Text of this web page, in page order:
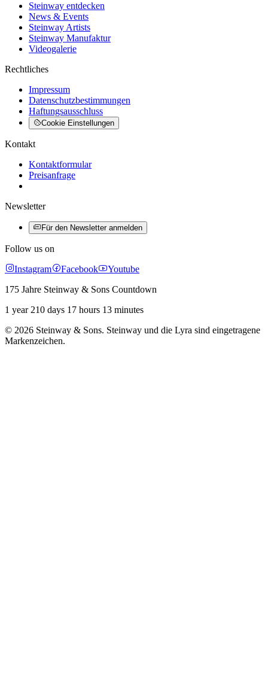
Steinway entdecken
News & Events
Steinway Artists
Steinway Manufaktur
Videogalerie
Rechtliches
Impressum
Datenschutzbestimmungen
Haftungsausschluss
Cookie Einstellungen
Kontakt
Kontaktformular
Preisanfrage
Newsletter
Für den Newsletter anmelden
Follow us on
Instagram
Facebook
Youtube
175 Jahre Steinway & Sons Countdown
1 year 210 days 17 hours 13 minutes
© 2026 Steinway & Sons. Steinway und die Lyra sind eingetragene
Markenzeichen.